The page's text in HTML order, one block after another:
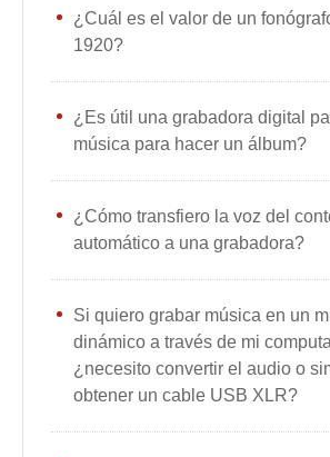
¿Cuál es el valor de un
1920?
¿Es útil una grabadora digital
música para hacer un álbum?
¿Cómo transfiero la voz del
automático a una grabadora?
Si quiero grabar música en un
dinámico a través de mi
¿necesito convertir el audio o
obtener un cable USB XLR?